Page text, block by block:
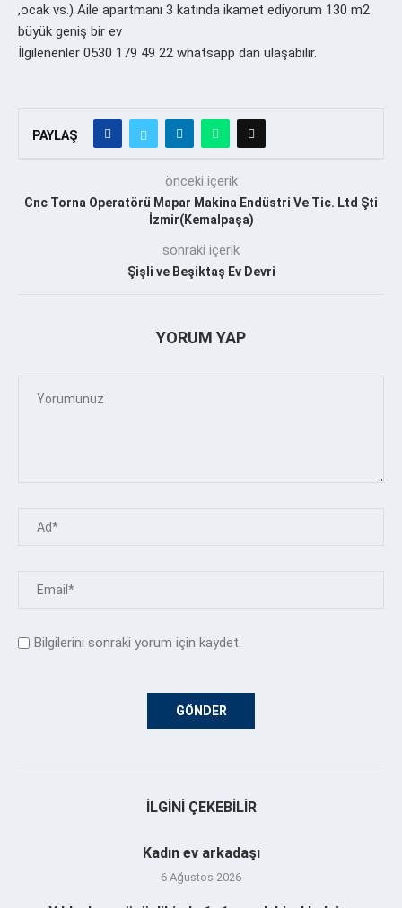
,ocak vs.) Aile apartmanı 3 katında ikamet ediyorum 130 m2
büyük geniş bir ev
İlgilenenler 0530 179 49 22 whatsapp dan ulaşabilir.
PAYLAŞ
önceki içerik
Cnc Torna Operatörü Mapar Makina Endüstri Ve Tic. Ltd Şti
İzmir(Kemalpaşa)
sonraki içerik
Şişli ve Beşiktaş Ev Devri
YORUM YAP
Bilgilerini sonraki yorum için kaydet.
İLGINI ÇEKEBILIR
Kadın ev arkadaşı
6 Ağustos 2026